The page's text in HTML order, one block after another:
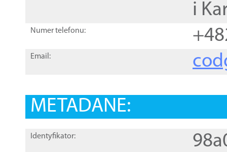
i
Numer telefonu:
Email:
METADANE:
Identyfikator: